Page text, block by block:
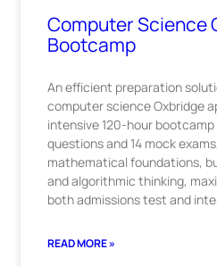
Computer Science
Bootcamp
An efficient preparation
computer science Oxbridge
intensive 120-hour
questions and 14 mock
mathematical foundations,
and algorithmic thinking,
both admissions test and
READ MORE »